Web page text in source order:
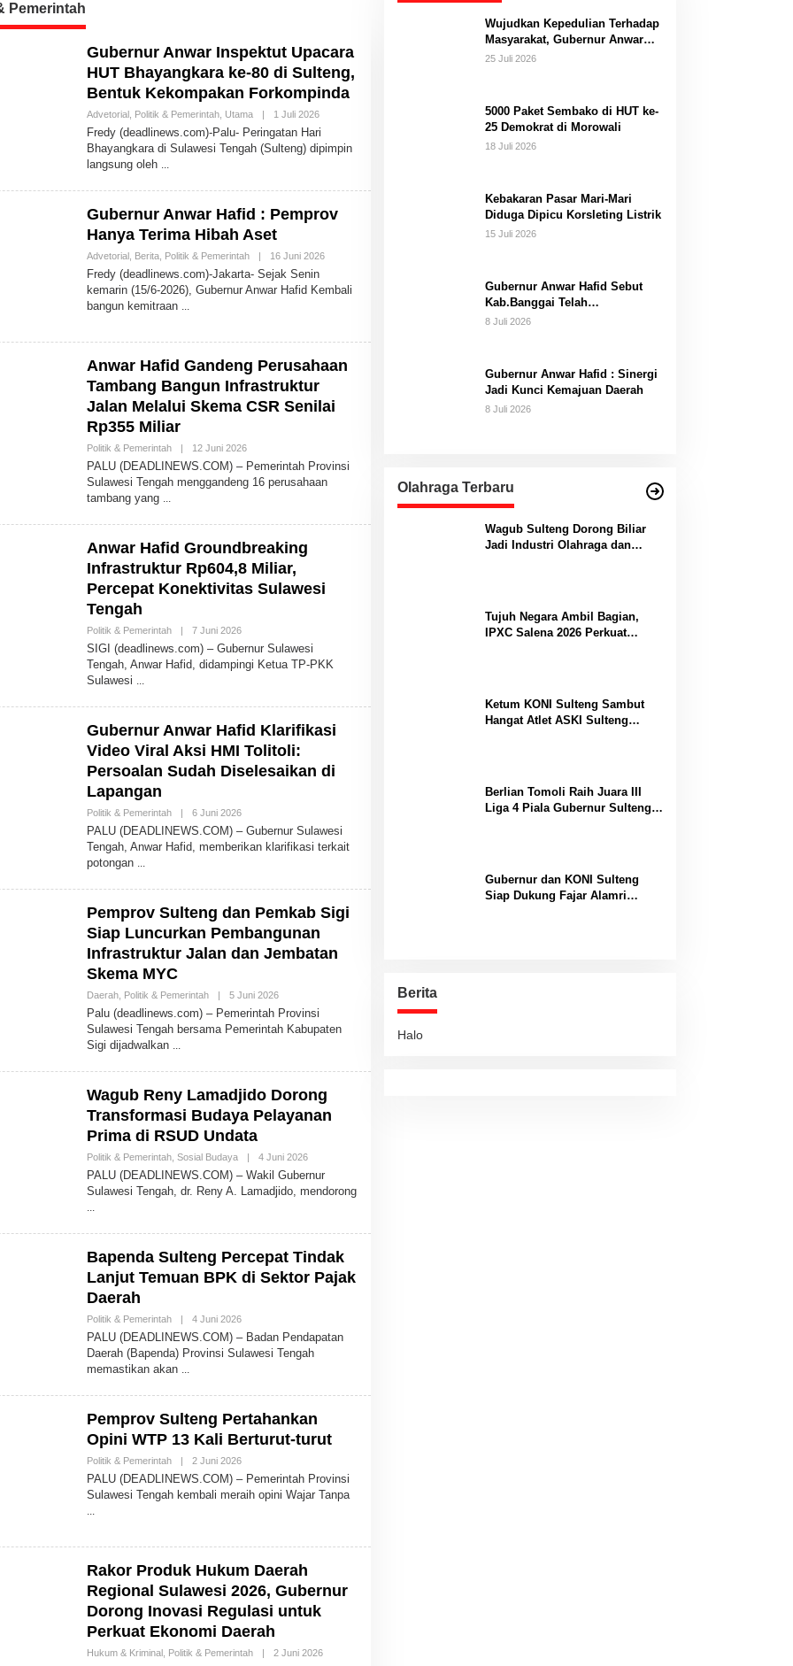
Pemerintah
Gubernur Anwar Inspektut Upacara
HUT Bhayangkara ke-80 di Sulteng,
Bentuk Kekompakan Forkompinda
Advetorial, Politik & Pemerintah, Utama | 1 Juli 2026O
L
E
H
M
N
Fredy (deadlinews.com)-Palu- Peringatan Hari
Bhayangkara di Sulawesi Tengah (Sulteng) dipimpin
langsung oleh
Gubernur Anwar Hafid : Pemprov
Hanya Terima Hibah Aset
Advetorial, Berita, Politik & Pemerintah | 16 Juni 2026O
H
I
Fredy (deadlinews.com)-Jakarta- Sejak Senin
kemarin (15/6-2026), Gubernur Anwar Hafid Kembali
bangun kemitraan
Anwar Hafid Gandeng Perusahaan
Tambang Bangun Infrastruktur
Jalan Melalui Skema CSR Senilai
Rp355 Miliar
Politik & Pemerintah | 12 Juni 2026O
L
E
H
M
N
PALU (DEADLINEWS.COM) – Pemerintah Provinsi
Sulawesi Tengah menggandeng 16 perusahaan
tambang yang
Anwar Hafid Groundbreaking
Infrastruktur Rp604,8 Miliar,
Percepat Konektivitas Sulawesi
Tengah
Politik & Pemerintah | 7 Juni 2026O
E
H
M
N
SIGI (deadlinews.com) – Gubernur Sulawesi
Tengah, Anwar Hafid, didampingi Ketua TP-PKK
Sulawesi
Gubernur Anwar Hafid Klarifikasi
Video Viral Aksi HMI Tolitoli:
Persoalan Sudah Diselesaikan di
Lapangan
Politik & Pemerintah | 6 Juni 2026O
H
M
N
PALU (DEADLINEWS.COM) – Gubernur Sulawesi
Tengah, Anwar Hafid, memberikan klarifikasi terkait
potongan
Pemprov Sulteng dan Pemkab Sigi
Siap Luncurkan Pembangunan
Infrastruktur Jalan dan Jembatan
Skema MYC
Daerah, Politik & Pemerintah | 5 Juni 2026O
L
E
H
M
N
Palu (deadlinews.com) – Pemerintah Provinsi
Sulawesi Tengah bersama Pemerintah Kabupaten
Sigi dijadwalkan
Wagub Reny Lamadjido Dorong
Transformasi Budaya Pelayanan
Prima di RSUD Undata
Politik & Pemerintah, Sosial Budaya | 4 Juni 2026O
E
H
M
N
PALU (DEADLINEWS.COM) – Wakil Gubernur
Sulawesi Tengah, dr. Reny A. Lamadjido, mendorong
Bapenda Sulteng Percepat Tindak
Lanjut Temuan BPK di Sektor Pajak
Daerah
Politik & Pemerintah | 4 Juni 2026O
H
M
N
PALU (DEADLINEWS.COM) – Badan Pendapatan
Daerah (Bapenda) Provinsi Sulawesi Tengah
memastikan akan
Pemprov Sulteng Pertahankan
Opini WTP 13 Kali Berturut-turut
Politik & Pemerintah | 2 Juni 2026O
H
I
PALU (DEADLINEWS.COM) – Pemerintah Provinsi
Sulawesi Tengah kembali meraih opini Wajar Tanpa
Rakor Produk Hukum Daerah
Regional Sulawesi 2026, Gubernur
Dorong Inovasi Regulasi untuk
Perkuat Ekonomi Daerah
Hukum & Kriminal, Politik & Pemerintah | 2 Juni 2026O
Wujudkan Kepedulian Terhadap
Masyarakat, Gubernur Anwar
Hafid Bangun Jembatan
25 Juli 2026
5000 Paket Sembako di HUT ke-
25 Demokrat di Morowali
18 Juli 2026
Kebakaran Pasar Mari-Mari
Diduga Dipicu Korsleting Listrik
15 Juli 2026
Gubernur Anwar Hafid Sebut
Kab.Banggai Telah
“Melahirkan” Generasi…
8 Juli 2026
Gubernur Anwar Hafid : Sinergi
Jadi Kunci Kemajuan Daerah
8 Juli 2026
Olahraga Terbaru
Wagub Sulteng Dorong Biliar
Jadi Industri Olahraga dan
Tujuh Negara Ambil Bagian,
IPXC Salena 2026 Perkuat
Ketum KONI Sulteng Sambut
Hangat Atlet ASKI Sulteng
Berlian Tomoli Raih Juara III
Liga 4 Piala Gubernur Sulteng
Gubernur dan KONI Sulteng
Siap Dukung Fajar Alamri
Berita
Halo